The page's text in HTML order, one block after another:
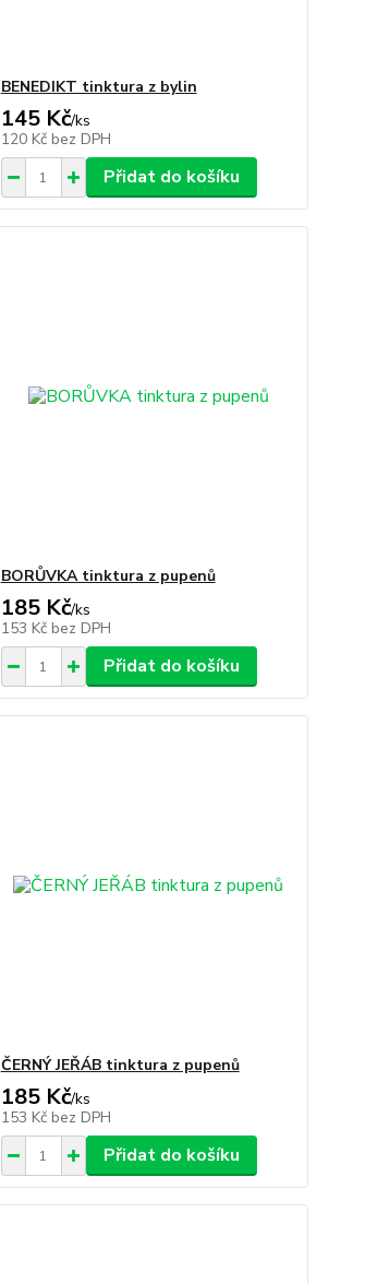
BENEDIKT tinktura z bylin
145 Kč/ks
120 Kč bez DPH
Přidat do košíku
BORŮVKA tinktura z pupenů
185 Kč/ks
153 Kč bez DPH
Přidat do košíku
ČERNÝ JEŘÁB tinktura z pupenů
185 Kč/ks
153 Kč bez DPH
Přidat do košíku